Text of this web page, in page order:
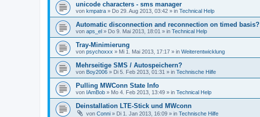
unicode characters - sms manager
von kmpatra » Do 29. Aug 2013, 03:42 » in Technical Help
Automatic disconnection and reconnection on timed basis?
von aps_el » Do 9. Mai 2013, 18:01 » in Technical Help
Tray-Minimierung
von psychoxxx » Mi 1. Mai 2013, 17:17 » in Weiterentwicklung
Mehrseitige SMS / Autospeichern?
von Boy2006 » Di 5. Feb 2013, 01:31 » in Technische Hilfe
Pulling MWConn State Info
von IAmBob » Mo 4. Feb 2013, 13:49 » in Technical Help
Deinstallation LTE-Stick und MWconn
von Conni » Di 1. Jan 2013, 16:09 » in Technische Hilfe